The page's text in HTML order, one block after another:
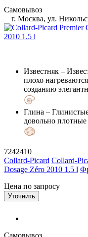
Самовывоз
г. Москва, ул.
Известняк –
плохо
созданию
Глина –
довольно
7242410
Collard-Picard Collard-
Dosage Zéro 2010 1.5 l
Цена по запросу
Уточнить
Самовывоз